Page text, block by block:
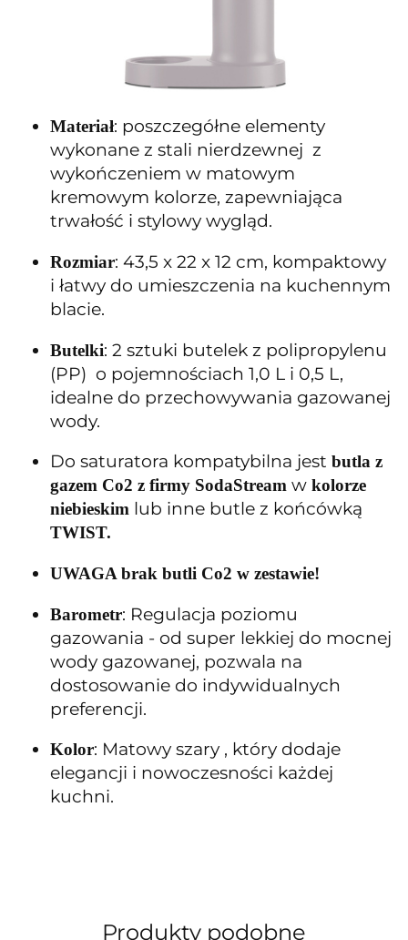
Materiał: poszczegółne elementy
wykonane z stali nierdzewnej z
wykończeniem w matowym
kremowym kolorze, zapewniająca
trwałość i stylowy wygląd.
Rozmiar: 43,5 x 22 x 12 cm, kompaktowy
i łatwy do umieszczenia na kuchennym
blacie.
Butelki: 2 sztuki butelek z polipropylenu
(PP) o pojemnościach 1,0 L i 0,5 L,
idealne do przechowywania gazowanej
wody.
Do saturatora kompatybilna jest butla z
gazem Co2 z firmy SodaStream w kolorze
niebieskim lub inne butle z końcówką
TWIST.
UWAGA brak butli Co2 w zestawie!
Barometr: Regulacja poziomu
gazowania - od super lekkiej do mocnej
wody gazowanej, pozwala na
dostosowanie do indywidualnych
preferencji.
Kolor: Matowy szary , który dodaje
elegancji i nowoczesności każdej
kuchni.
Produkty podobne